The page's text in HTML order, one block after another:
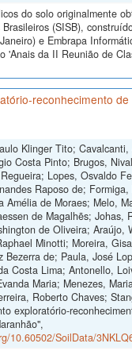
do solo originalmente
(SISB),
e Embrapa
'Anais da II Reunião de
reconhecimento de
Klinger Tito;
Costa Pinto; Brugos,
Lopes, Osvaldo
Raposo de; Formiga,
Amélia de Moraes; Melo,
de Magalhẽs; Johas,
de Oliveira; Araújo,
Minotti; Moreira,
Bezerra de; Paula, José
Costa Lima; Antonello,
Maria; Menezes,
Roberto Chaves;
exploratório-
10.60502/SoilData/